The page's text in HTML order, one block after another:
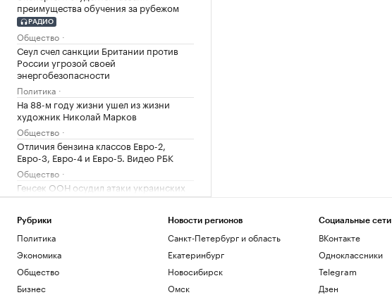
преимущества обучения за рубежом
РАДИО
Общество
Сеул счел санкции Британии против
России угрозой своей
энергобезопасности
Политика
На 88-м году жизни ушел из жизни
художник Николай Марков
Общество
Отличия бензина классов Евро-2,
Евро-3, Евро-4 и Евро-5. Видео РБК
Общество
Генсек ООН осудил атаки украинских
беспилотников на регионы России
Политика
Будущее Ходынского поля: от пашни и
аэродрома до города в городе
РБК и Stone
Футболисты «Сочи» из-за закрытия
аэропорта не смогли вылететь на матч
Рубрики
Политика
Экономика
Общество
Бизнес
Новости регионов
Санкт-Петербург и область
Екатеринбург
Новосибирск
Омск
Социальные сети
ВКонтакте
Одноклассники
Telegram
Дзен